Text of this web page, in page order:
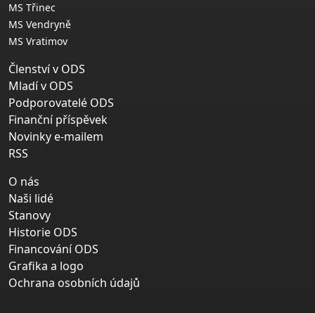
MS Třinec
MS Vendryně
MS Vratimov
Členství v ODS
Mladí v ODS
Podporovatelé ODS
Finanční příspěvek
Novinky e-mailem
RSS
O nás
Naši lidé
Stanovy
Historie ODS
Financování ODS
Grafika a logo
Ochrana osobních údajů